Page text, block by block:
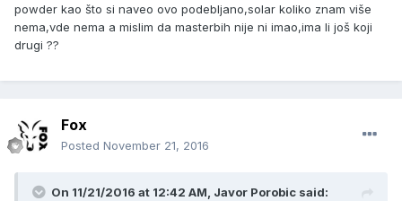
powder kao što si naveo ovo podebljano,solar koliko znam više
nema,vde nema a mislim da masterbih nije ni imao,ima li još koji
drugi ??
Fox
Posted November 21, 2016
On 11/21/2016 at 12:42 AM, Javor Porobic said: